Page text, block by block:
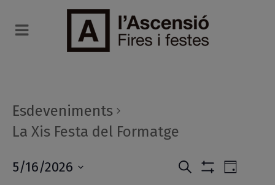
Esdeveniments
La Xis Festa del Formatge
Cerca Dia
5/16/2026